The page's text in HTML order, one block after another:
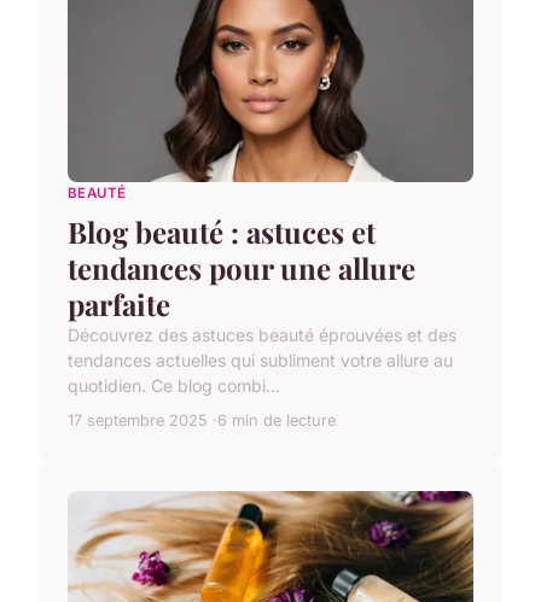
BEAUTÉ
Blog beauté : astuces et
tendances pour une allure
parfaite
Découvrez des astuces beauté éprouvées et des
tendances actuelles qui subliment votre allure au
quotidien. Ce blog combi...
17 septembre 2025 6 min de lecture